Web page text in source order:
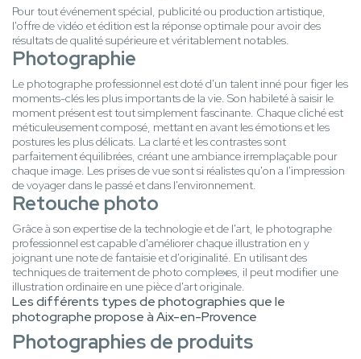
Pour tout événement spécial, publicité ou production artistique,
l'offre de vidéo et édition est la réponse optimale pour avoir des
résultats de qualité supérieure et véritablement notables.
Photographie
Le photographe professionnel est doté d'un talent inné pour figer les
moments-clés les plus importants de la vie. Son habileté à saisir le
moment présent est tout simplement fascinante. Chaque cliché est
méticuleusement composé, mettant en avant les émotions et les
postures les plus délicats. La clarté et les contrastes sont
parfaitement équilibrées, créant une ambiance irremplaçable pour
chaque image. Les prises de vue sont si réalistes qu'on a l'impression
de voyager dans le passé et dans l'environnement.
Retouche photo
Grâce à son expertise de la technologie et de l'art, le photographe
professionnel est capable d'améliorer chaque illustration en y
joignant une note de fantaisie et d'originalité. En utilisant des
techniques de traitement de photo complexes, il peut modifier une
illustration ordinaire en une pièce d'art originale.
Les différents types de photographies que le
photographe propose à Aix-en-Provence
Photographies de produits